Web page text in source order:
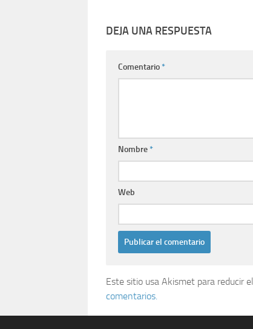
DEJA UNA RESPUESTA
Comentario*
Nombre*
Web
Este sitio usa Akismet para reducir
comentarios.